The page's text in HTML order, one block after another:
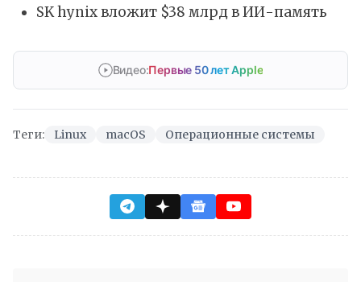
SK hynix вложит $38 млрд в ИИ-память
Видео:Первые 50 лет Apple
Теги: Linux macOS Операционные системы